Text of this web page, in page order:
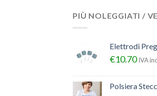
PIÙ NOLEGGIATI /
Elettrodi
€10.70 IVA
Polsiera